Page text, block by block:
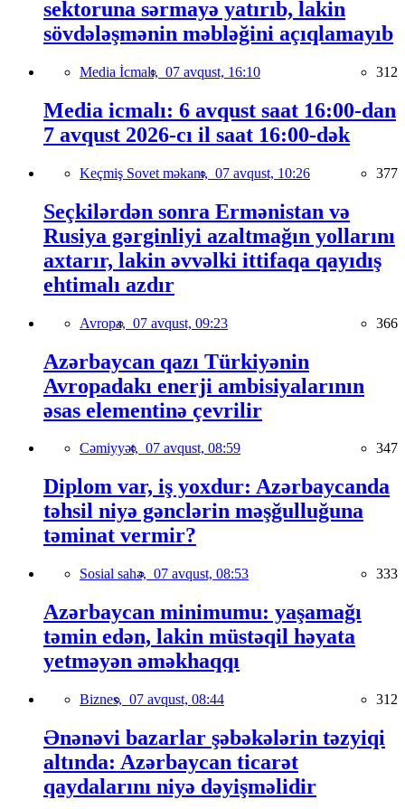
sektoruna sərmayə yatırıb, lakin
sövdələşmənin məbləğini açıqlamayıb
Media İcmalı, 07 avqust, 16:10 312
Media icmalı: 6 avqust saat 16:00-dan
7 avqust 2026-cı il saat 16:00-dək
Keçmiş Sovet məkanı, 07 avqust, 10:26 377
Seçkilərdən sonra Ermənistan və
Rusiya gərginliyi azaltmağın yollarını
axtarır, lakin əvvəlki ittifaqa qayıdış
ehtimalı azdır
Avropa, 07 avqust, 09:23 366
Azərbaycan qazı Türkiyənin
Avropadakı enerji ambisiyalarının
əsas elementinə çevrilir
Cəmiyyət, 07 avqust, 08:59 347
Diplom var, iş yoxdur: Azərbaycanda
təhsil niyə gənclərin məşğulluğuna
təminat vermir?
Sosial sahə, 07 avqust, 08:53 333
Azərbaycan minimumu: yaşamağı
təmin edən, lakin müstəqil həyata
yetməyən əməkhaqqı
Biznes, 07 avqust, 08:44 312
Ənənəvi bazarlar şəbəkələrin təzyiqi
altında: Azərbaycan ticarət
qaydalarını niyə dəyişməlidir